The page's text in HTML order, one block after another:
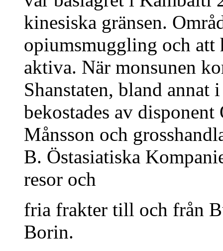
kinesiska gränsen.
opiumsmuggling och att
aktiva. När monsunen
Shanstaten, bland
bekostades av
Månsson och
B. Östasiatiska
resor och
fria frakter till och från
Borin.